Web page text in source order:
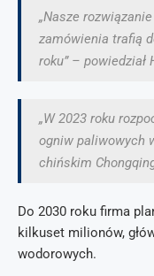
„Nasze
zamówienia trafią
roku” – powiedział
„W 2023 roku
ogniw paliwowych
chińskim
Do 2030 roku firma
kilkuset milionów,
wodorowych.